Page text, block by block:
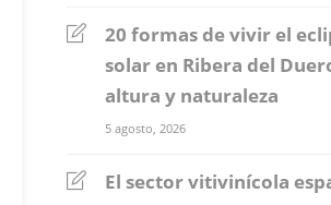
20 formas de vivir el
solar en Ribera del
altura y naturaleza
5 agosto, 2026
El sector vitivinícola